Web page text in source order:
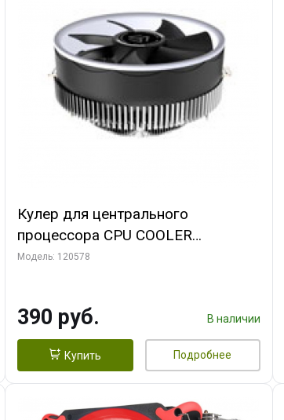
Кулер для центрального
процессора CPU COOLER
109x109x68mm, 0.018-0.12A, 12V,
Модель: 120578
390 руб. В наличии
Купить Подробнее